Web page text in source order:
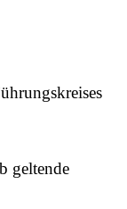
geltende